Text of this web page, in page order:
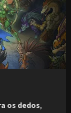
os dedos,